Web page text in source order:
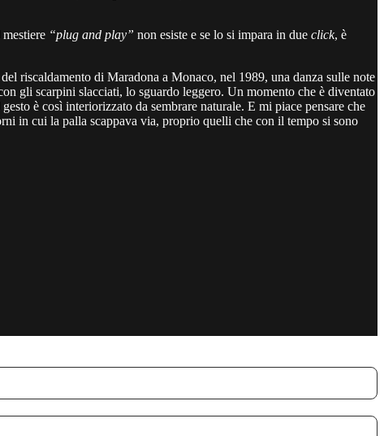
“plug and play” non esiste e se lo si impara in due click, è
riscaldamento di Maradona a Monaco, nel 1989, una danza sulle note
gli scarpini slacciati, lo sguardo leggero. Un momento che è diventato
è così interiorizzato da sembrare naturale. E mi piace pensare che
in cui la palla scappava via, proprio quelli che con il tempo si sono